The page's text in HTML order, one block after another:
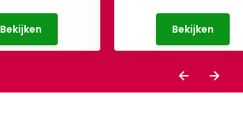
Bekijken Bekijken